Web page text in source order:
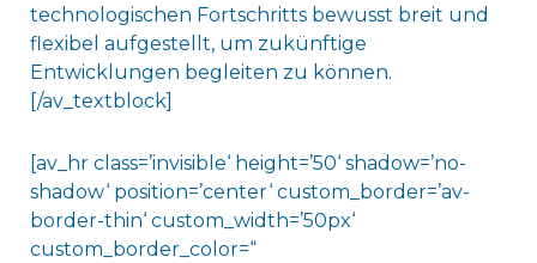
technologischen Fortschritts bewusst breit und
flexibel aufgestellt, um zukünftige
Entwicklungen begleiten zu können.
[/av_textblock]
[av_hr class=’invisible‘ height=’50‘ shadow=’no-
shadow‘ position=’center‘ custom_border=’av-
border-thin‘ custom_width=’50px‘
custom_border_color=“